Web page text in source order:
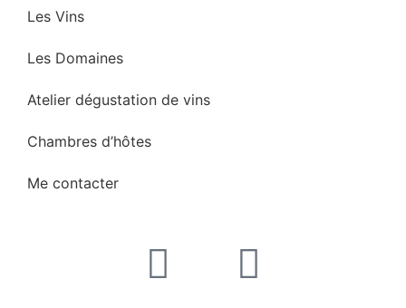
Les Vins
Les Domaines
Atelier dégustation de vins
Chambres d’hôtes
Me contacter